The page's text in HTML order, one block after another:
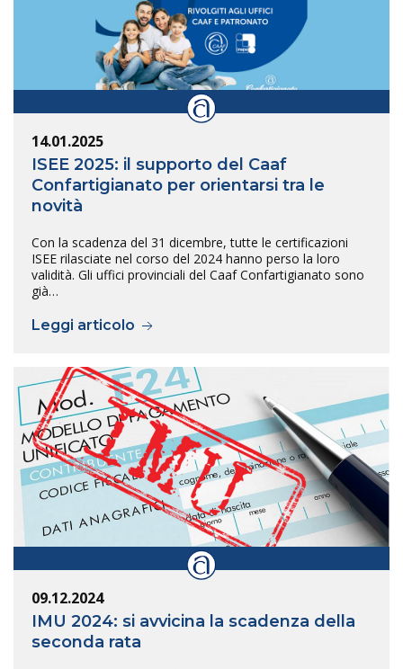
14.01.2025
ISEE 2025: il supporto del Caaf
Confartigianato per orientarsi tra le
novità
Con la scadenza del 31 dicembre, tutte le certificazioni
ISEE rilasciate nel corso del 2024 hanno perso la loro
validità. Gli uffici provinciali del Caaf Confartigianato sono
già…
Leggi articolo
09.12.2024
IMU 2024: si avvicina la scadenza della
seconda rata